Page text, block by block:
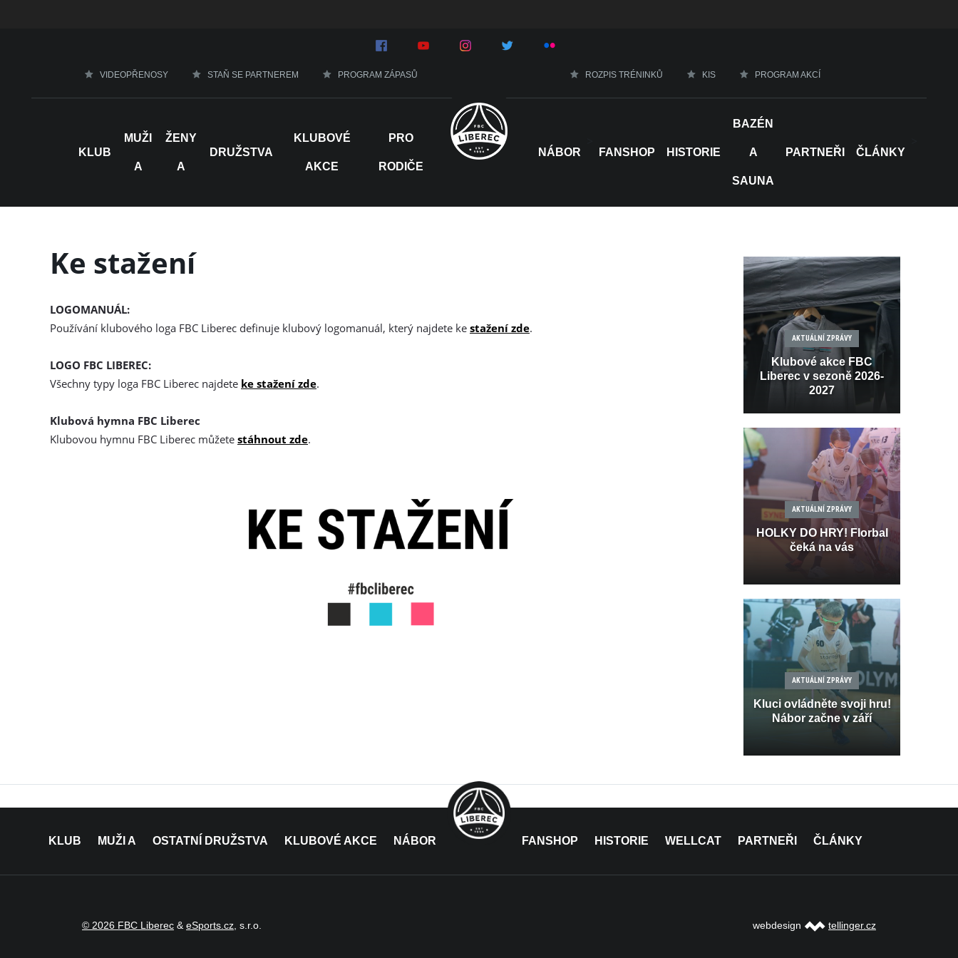
VIDEOPŘENOSY STAŇ SE PARTNEREM PROGRAM ZÁPASŮ ROZPIS TRÉNINKŮ KIS PROGRAM AKCÍ
KLUB
MUŽI
A
ŽENY
A
DRUŽSTVA
KLUBOVÉ
AKCE
PRO
RODIČE
NÁBOR FANSHOP HISTORIE
BAZÉN
A
SAUNA
PARTNEŘI ČLÁNKY
Ke stažení
LOGOMANUÁL:
Používání klubového loga FBC Liberec definuje klubový logomanuál, který najdete ke stažení zde.
LOGO FBC LIBEREC:
Všechny typy loga FBC Liberec najdete ke stažení zde.
Klubová hymna FBC Liberec
Klubovou hymnu FBC Liberec můžete stáhnout zde.
AKTUÁLNÍ ZPRÁVY
Klubové akce FBC
Liberec v sezoně 2026-
2027
AKTUÁLNÍ ZPRÁVY
HOLKY DO HRY! Florbal
čeká na vás
AKTUÁLNÍ ZPRÁVY
Kluci ovládněte svoji hru!
Nábor začne v září
KLUB MUŽI A OSTATNÍ DRUŽSTVA KLUBOVÉ AKCE NÁBOR FANSHOP HISTORIE WELLCAT PARTNEŘI ČLÁNKY
© 2026 FBC Liberec & eSports.cz , s.r.o. webdesign tellinger.cz